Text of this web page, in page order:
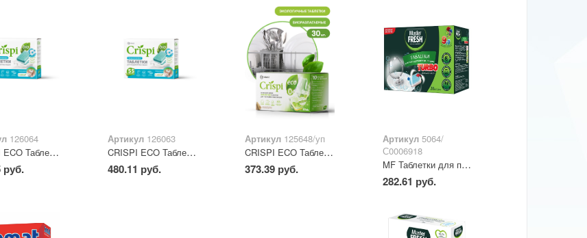
126064
CRISPI ECO Таблетки для посудомоечных машин 25 шт
руб.
Артикул 126063
CRISPI ECO Таблетки для посудомоечных машин 55 шт
480.11 руб.
Артикул 125648/уп
CRISPI ECO Таблетки для посудомоечных машин 30 шт
373.39 руб.
Артикул5064/
С0006918
MF Таблетки для посудомоечных машин TURBO 28 шт
282.61 руб.